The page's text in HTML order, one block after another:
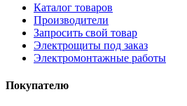
Каталог товаров
Производители
Запросить свой товар
Электрощиты под заказ
Электромонтажные работы
Покупателю